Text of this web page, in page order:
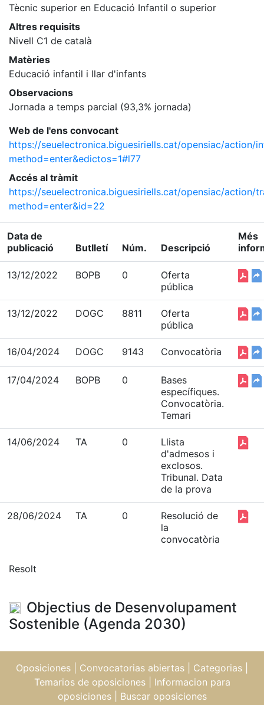
Tècnic superior en Educació Infantil o superior
Altres requisits
Nivell C1 de català
Matèries
Educació infantil i llar d'infants
Observacions
Jornada a temps parcial (93,3% jornada)
Web de l'ens convocant
https://seuelectronica.biguesiriells.cat/opensiac/action/
method=enter&edictos=1#l77
Accés al tràmit
https://seuelectronica.biguesiriells.cat/opensiac/action/
method=enter&id=22
Data de
publicació
Butlletí Núm. Descripció
Més
13/12/2022 BOPB 0
Oferta
pública
13/12/2022 DOGC 8811
Oferta
pública
16/04/2024 DOGC 9143 Convocatòria
17/04/2024 BOPB 0
Bases
específiques.
Convocatòria.
Temari
14/06/2024 TA 0
Llista
d'admesos i
exclosos.
Tribunal. Data
de la prova
28/06/2024 TA 0
Resolució de
la
convocatòria
Resolt
Objectius de Desenvolupament
Sostenible (Agenda 2030)
Oposiciones Convocatorias abiertas Categorias
Temarios de oposiciones| Informacion para
oposiciones| Buscar oposiciones